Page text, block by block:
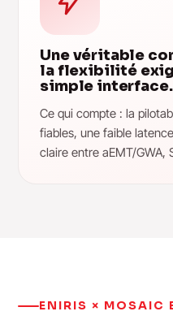
Une véritable
la flexibilité
simple interface.
Ce qui compte : la
fiables, une faible
claire entre aEMT/GWA,
ENIRIS × MOSAIC